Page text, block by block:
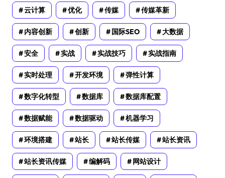
云计算 优化 传媒 传媒革新
内容创新 创新 国际SEO 大数据
安全 实战 实战技巧 实战指南
实时处理 开发环境 弹性计算
数字化转型 数据库 数据库配置
数据赋能 数据驱动 机器学习
环境搭建 站长 站长传媒 站长资讯
站长资讯传媒 编解码 网站设计